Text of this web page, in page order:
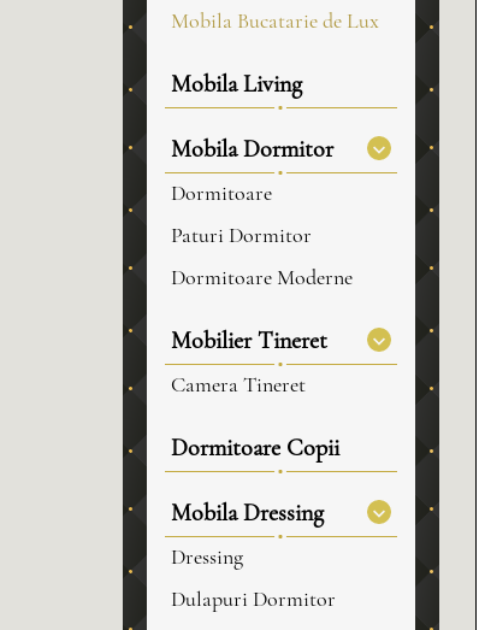
Mobila Bucatarie de Lux
Mobila Living
Mobila Dormitor
Dormitoare
Paturi Dormitor
Dormitoare Moderne
Mobilier Tineret
Camera Tineret
Dormitoare Copii
Mobila Dressing
Dressing
Dulapuri Dormitor